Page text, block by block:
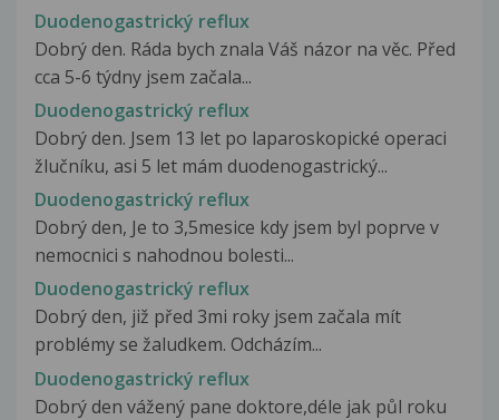
Duodenogastrický reflux
Dobrý den. Ráda bych znala Váš názor na věc. Před
cca 5-6 týdny jsem začala...
Duodenogastrický reflux
Dobrý den. Jsem 13 let po laparoskopické operaci
žlučníku, asi 5 let mám duodenogastrický...
Duodenogastrický reflux
Dobrý den, Je to 3,5mesice kdy jsem byl poprve v
nemocnici s nahodnou bolesti...
Duodenogastrický reflux
Dobrý den, již před 3mi roky jsem začala mít
problémy se žaludkem. Odcházím...
Duodenogastrický reflux
Dobrý den vážený pane doktore,déle jak půl roku